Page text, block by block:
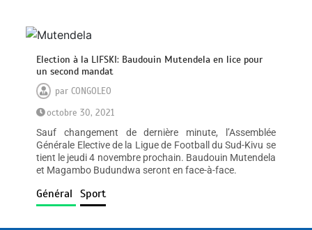
Election à la LIFSKI: Baudouin Mutendela en lice pour
un second mandat
parCONGOLEO
octobre 30, 2021
Sauf changement de dernière minute, l’Assemblée
Générale Elective de la Ligue de Football du Sud-Kivu se
tient le jeudi 4 novembre prochain. Baudouin Mutendela
et Magambo Budundwa seront en face-à-face.
Général Sport